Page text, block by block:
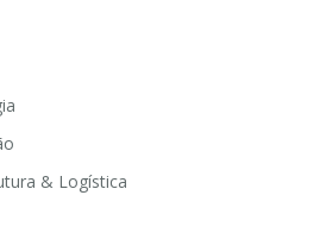
& Logística